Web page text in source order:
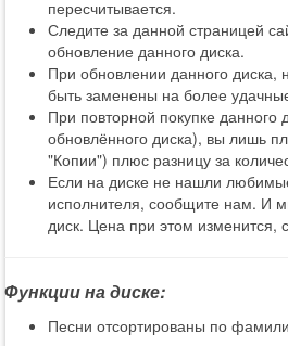
пересчитывается.
Следите за данной страницей
обновление данного диска.
При обновлении данного диска,
быть заменены на более
При повторной покупке данного
обновлённого диска), вы лишь
"Копии") плюс разницу за
Если на диске не нашли
исполнителя, сообщите нам. И
диск. Цена при этом изменится,
Функции на диске:
Песни отсортированы по